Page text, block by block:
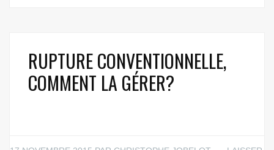
RUPTURE CONVENTIONNELLE,
COMMENT LA GÉRER?